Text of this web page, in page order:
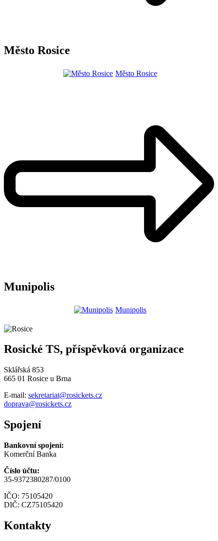
Město Rosice
Město Rosice
Munipolis
Munipolis
Rosické TS, příspěvková organizace
Sklářská 853
665 01 Rosice u Brna
E-mail: sekretariat@rosickets.cz
doprava@rosickets.cz
Spojení
Bankovní spojení:
Komerční Banka
Číslo účtu:
35-9372380287/0100
IČO: 75105420
DIČ: CZ75105420
Kontakty